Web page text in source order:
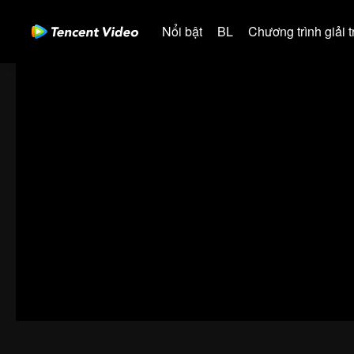
Nổi bật BL Chương trình giải